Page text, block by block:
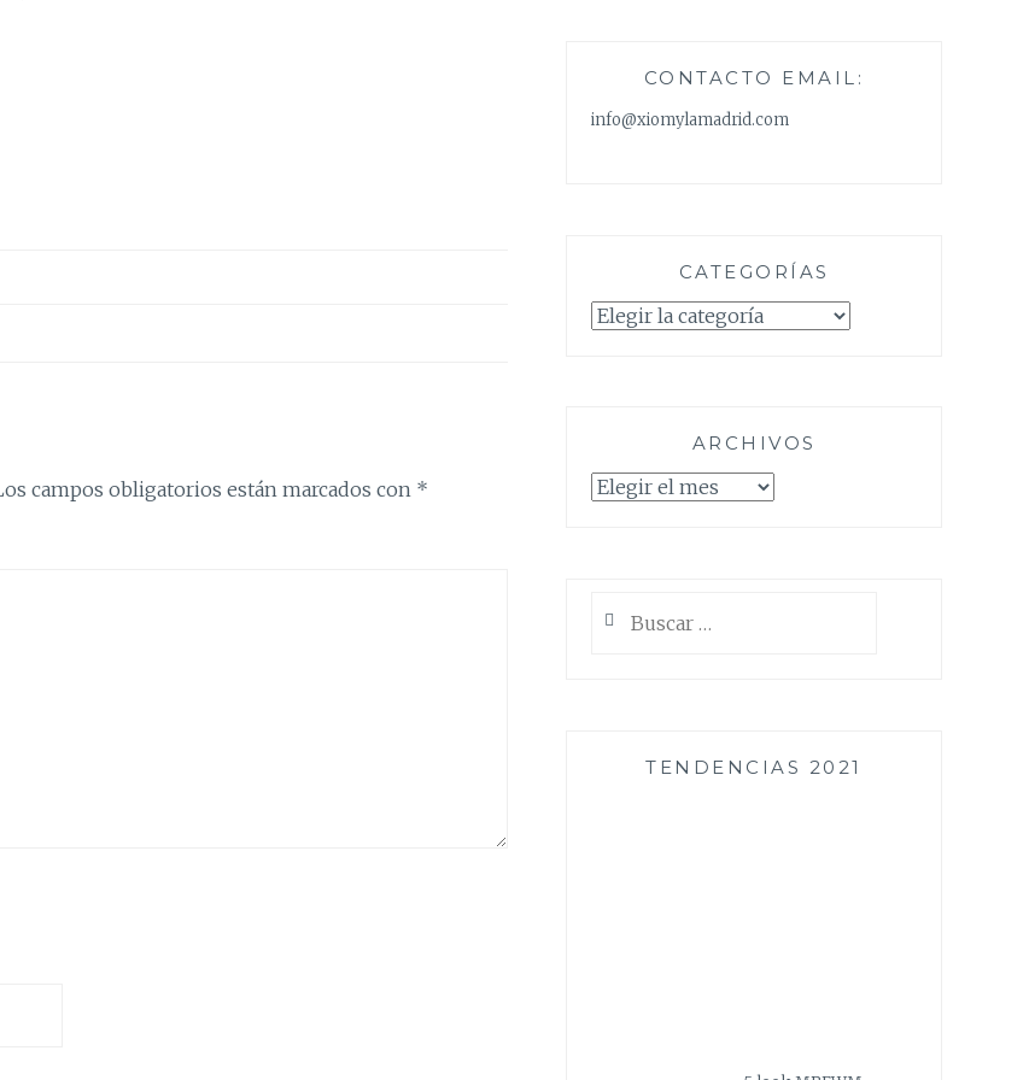
campos obligatorios están marcados con *
CONTACTO EMAIL:
info@xiomylamadrid.com
CATEGORÍAS
Categorías
ARCHIVOS
Archivos
TENDENCIAS 2021